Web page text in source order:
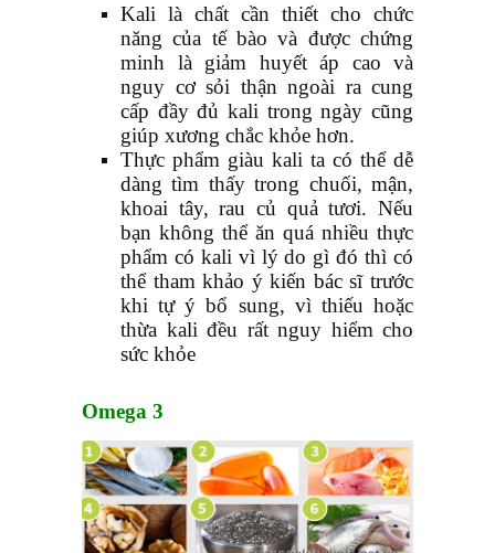
Kali là chất cần thiết cho chức
năng của tế bào và được chứng
minh là giảm huyết áp cao và
nguy cơ sỏi thận ngoài ra cung
cấp đầy đủ kali trong ngày cũng
giúp xương chắc khỏe hơn.
Thực phẩm giàu kali ta có thể dễ
dàng tìm thấy trong chuối, mận,
khoai tây, rau củ quả tươi. Nếu
bạn không thể ăn quá nhiều thực
phẩm có kali vì lý do gì đó thì có
thể tham khảo ý kiến bác sĩ trước
khi tự ý bổ sung, vì thiếu hoặc
thừa kali đều rất nguy hiểm cho
sức khỏe
Omega 3